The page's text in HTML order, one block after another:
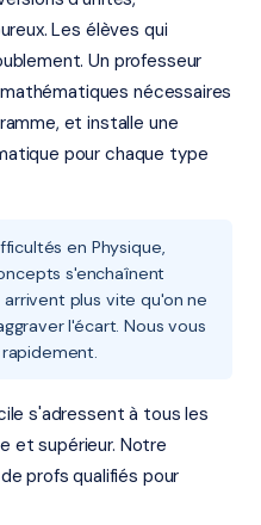
Les élèves qui
Un professeur
nécessaires
et installe une
pour chaque type
en Physique,
s'enchaînent
plus vite qu'on ne
l'écart. Nous vous
s'adressent à tous les
et supérieur. Notre
profs qualifiés pour